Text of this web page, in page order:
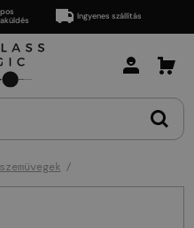
Ingyenes szállítás